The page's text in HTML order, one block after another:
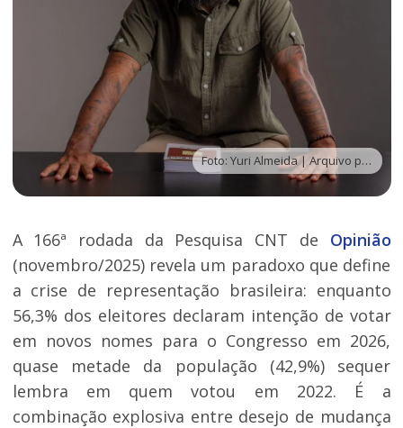
Foto: Yuri Almeida | Arquivo pessoal
A 166ª rodada da Pesquisa CNT de Opinião
(novembro/2025) revela um paradoxo que define
a crise de representação brasileira: enquanto
56,3% dos eleitores declaram intenção de votar
em novos nomes para o Congresso em 2026,
quase metade da população (42,9%) sequer
lembra em quem votou em 2022. É a
combinação explosiva entre desejo de mudança